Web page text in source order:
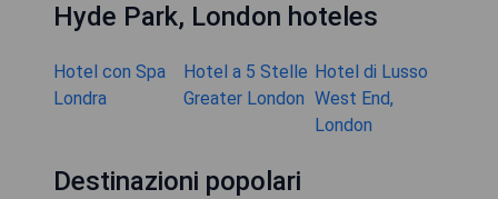
Hyde Park, London hoteles
Hotel con Spa
Londra
Hotel a 5 Stelle
Greater London
Hotel di Lusso
West End,
London
Destinazioni popolari